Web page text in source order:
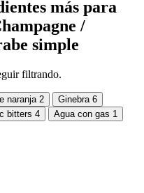
más para
/
simple
filtrando.
naranja 2 Ginebra 6
bitters 4 Agua con gas 1